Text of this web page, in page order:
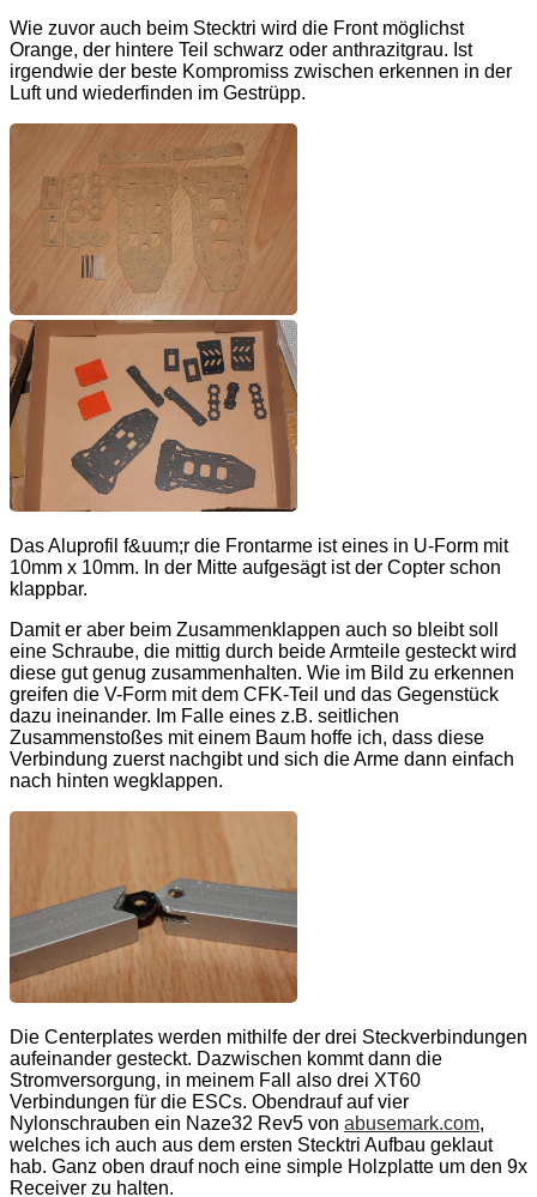
Wie zuvor auch beim Stecktri wird die Front möglichst
Orange, der hintere Teil schwarz oder anthrazitgrau. Ist
irgendwie der beste Kompromiss zwischen erkennen in der
Luft und wiederfinden im Gestrüpp.
Das Aluprofil f&uum;r die Frontarme ist eines in U-Form mit
10mm x 10mm. In der Mitte aufgesägt ist der Copter schon
klappbar.
Damit er aber beim Zusammenklappen auch so bleibt soll
eine Schraube, die mittig durch beide Armteile gesteckt wird
diese gut genug zusammenhalten. Wie im Bild zu erkennen
greifen die V-Form mit dem CFK-Teil und das Gegenstück
dazu ineinander. Im Falle eines z.B. seitlichen
Zusammenstoßes mit einem Baum hoffe ich, dass diese
Verbindung zuerst nachgibt und sich die Arme dann einfach
nach hinten wegklappen.
Die Centerplates werden mithilfe der drei Steckverbindungen
aufeinander gesteckt. Dazwischen kommt dann die
Stromversorgung, in meinem Fall also drei XT60
Verbindungen für die ESCs. Obendrauf auf vier
Nylonschrauben ein Naze32 Rev5 von abusemark.com,
welches ich auch aus dem ersten Stecktri Aufbau geklaut
hab. Ganz oben drauf noch eine simple Holzplatte um den 9x
Receiver zu halten.